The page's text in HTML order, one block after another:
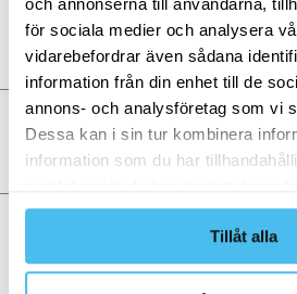
och annonserna till användarna,
för sociala medier och analysera
vidarebefordrar även sådana
information från din enhet till de
annons- och analysföretag som vi
Dessa kan i sin tur kombinera
information som du har
Tillåt alla
Salesforce Account Executive
ERP Projektledare